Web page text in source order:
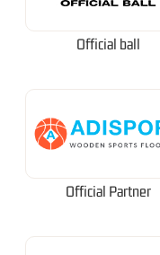
Official ball
Official Partner